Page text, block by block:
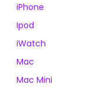
iPhone
Ipod
iWatch
Mac
Mac Mini